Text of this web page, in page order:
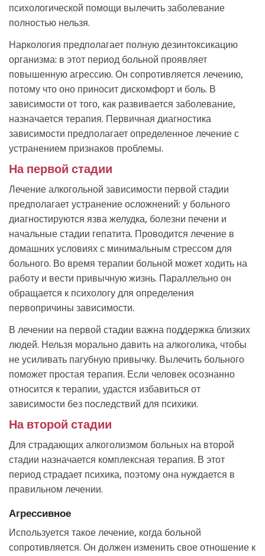
психологической помощи вылечить заболевание
полностью нельзя.
Наркология предполагает полную дезинтоксикацию
организма: в этот период больной проявляет
повышенную агрессию. Он сопротивляется лечению,
потому что оно приносит дискомфорт и боль. В
зависимости от того, как развивается заболевание,
назначается терапия. Первичная диагностика
зависимости предполагает определенное лечение с
устранением признаков проблемы.
На первой стадии
Лечение алкогольной зависимости первой стадии
предполагает устранение осложнений: у больного
диагностируются язва желудка, болезни печени и
начальные стадии гепатита. Проводится лечение в
домашних условиях с минимальным стрессом для
больного. Во время терапии больной может ходить на
работу и вести привычную жизнь. Параллельно он
обращается к психологу для определения
первопричины зависимости.
В лечении на первой стадии важна поддержка близких
людей. Нельзя морально давить на алкоголика, чтобы
не усиливать пагубную привычку. Вылечить больного
поможет простая терапия. Если человек осознанно
относится к терапии, удастся избавиться от
зависимости без последствий для психики.
На второй стадии
Для страдающих алкоголизмом больных на второй
стадии назначается комплексная терапия. В этот
период страдает психика, поэтому она нуждается в
правильном лечении.
Агрессивное
Используется такое лечение, когда больной
сопротивляется. Он должен изменить свое отношение к